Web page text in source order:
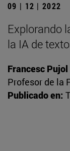
09 | 12 | 2022
Explorando
la IA de
Francesc Pujol
Profesor de la
Publicado en: